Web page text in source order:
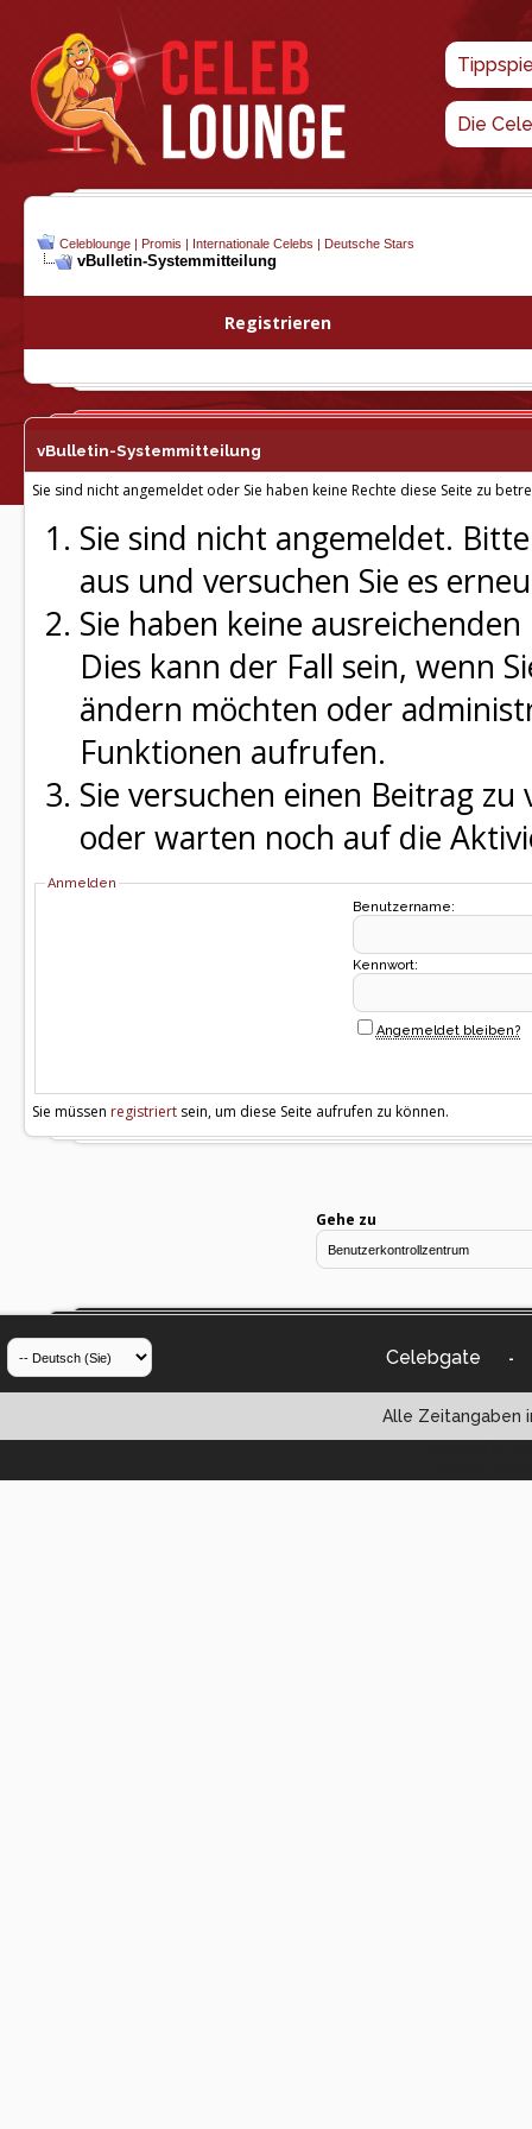
Die
Celeblounge | Promis | Internationale Celebs | Deutsche Stars
vBulletin-Systemmitteilung
Registrieren
vBulletin-Systemmitteilung
Sie sind nicht angemeldet oder Sie haben keine Rechte diese Seite zu
Sie sind nicht angemeldet.
aus und versuchen Sie es
Sie haben keine
Dies kann der Fall sein, wenn
ändern möchten oder
Funktionen aufrufen.
Sie versuchen einen Beitrag
oder warten noch auf die
Anmelden
Benutzername:
Kennwort:
Angemeldet bleiben?
Sie müssen registriert sein, um diese Seite aufrufen zu können.
Gehe zu
Celebgate -
Alle Zeitangaben